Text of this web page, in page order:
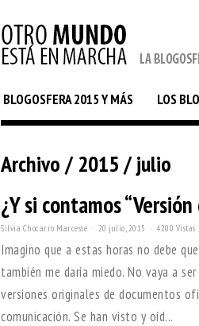
BLOGOSFERA 2015 Y MÁS LOS
Archivo / 2015 / julio
¿Y si contamos
Silvia Chocarro Marcesse 20 julio, 2015 4200 Vistas
Imagino que a estas horas no debe
también me daría miedo. No vaya a
versiones originales de documentos
comunicación. Se han visto y oíd...